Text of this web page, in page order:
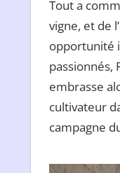
Tout a
vigne, et de
opportunité
passionnés,
embrasse
cultivateur
campagne